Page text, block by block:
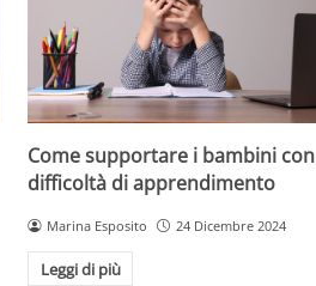
Come supportare i bambini con
difficoltà di apprendimento
Marina Esposito 24 Dicembre 2024
Leggi di più